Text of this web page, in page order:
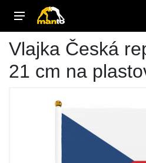
Vlajka Česká
21 cm na